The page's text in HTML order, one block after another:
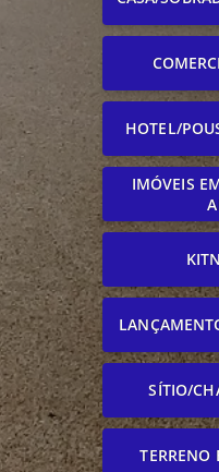
HOTEL/
IMÓVEIS
SÍTIO/